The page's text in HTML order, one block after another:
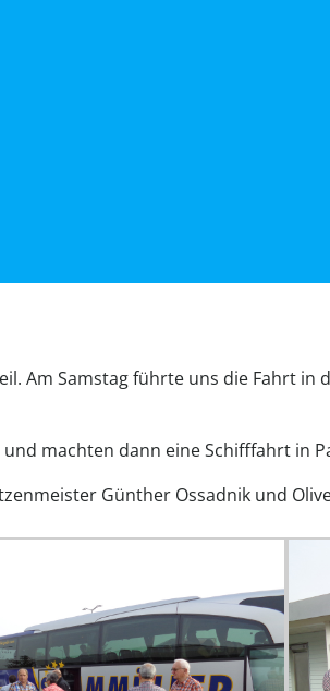
Am Samstag führte uns die Fahrt
machten dann eine Schifffahrt in
Günther Ossadnik und